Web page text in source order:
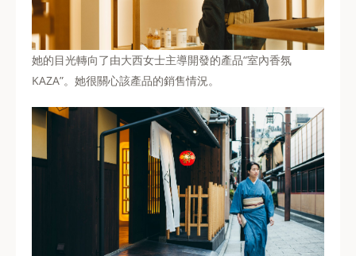
她的目光轉向了由大西女士主導開發的產品“室內香氛
KAZA”。她很關心該產品的銷售情況。